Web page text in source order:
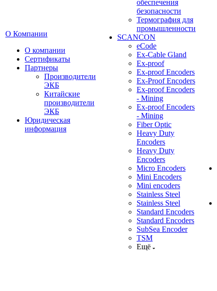
О Компании
О компании
Сертификаты
Партнеры
Производители
ЭКБ
Китайские
производители
ЭКБ
Юридическая
информация
обеспечения
безопасности
Термография для
промышленности
SCANCON
eCode
Ex-Cable Gland
Ex-proof
Ex-proof Encoders
Ex-Proof Encoders
Ex-proof Encoders
- Mining
Ex-proof Encoders
- Mining
Fiber Optic
Heavy Duty
Encoders
Heavy Duty
Encoders
Micro Encoders
Mini Encoders
Mini encoders
Stainless Steel
Stainless Steel
Standard Encoders
Standard Encoders
SubSea Encoder
TSM
Ещё